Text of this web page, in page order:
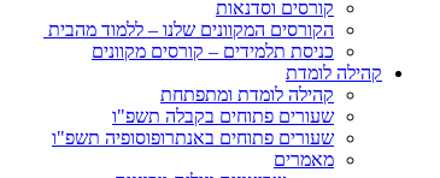
קורסים וסדנאות
הקורסים המקוונים שלנו – ללמוד מהבית
כניסת תלמידים – קורסים מקוונים
קהילה לומדת
קהילה לומדת ומתפתחת
שעורים פתוחים בקבלה תשפ"ו
שעורים פתוחים באנתרופוסופיה תשפ"ו
מאמרים